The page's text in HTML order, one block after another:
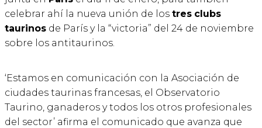
celebrar ahí la nueva unión de los tres clubs
taurinos de París y la “victoria” del 24 de noviembre
sobre los antitaurinos.
‘Estamos en comunicación con la Asociación de
ciudades taurinas francesas, el Observatorio
Taurino, ganaderos y todos los otros profesionales
del sector’ afirma el comunicado que avanza que